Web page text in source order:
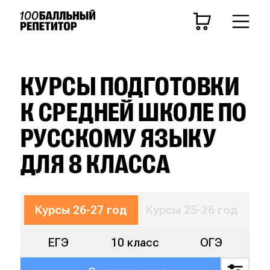
КУРСЫ ПОДГОТОВКИ
К СРЕДНЕЙ ШКОЛЕ ПО
РУССКОМУ ЯЗЫКУ
ДЛЯ 8 КЛАССА
Курсы 26-27 год Курсы 25-26 год
ЕГЭ 10 класс ОГЭ
ЦЕЛЬ
Средняя школа ЕГЭ ОГЭ
Курсы 26-27 год
КЛАСС
ПРЕДМЕТ